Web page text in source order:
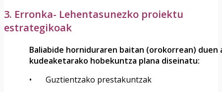
3. Erronka- Lehentasunezko proiektu
estrategikoak
Baliabide horniduraren baitan (orokorrean) duen
kudeaketarako hobekuntza plana diseinatu:
• Guztientzako prestakuntzak